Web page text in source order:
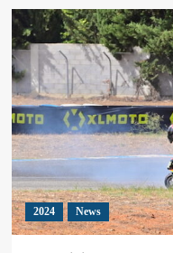
su
MXGP
Turchia:
doppietta
Coenen,
de
Wolf
resta
leader
MX2
2024 News